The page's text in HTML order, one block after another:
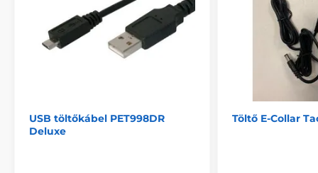
USB töltőkábel PET998DR
Deluxe
Töltő E-Collar